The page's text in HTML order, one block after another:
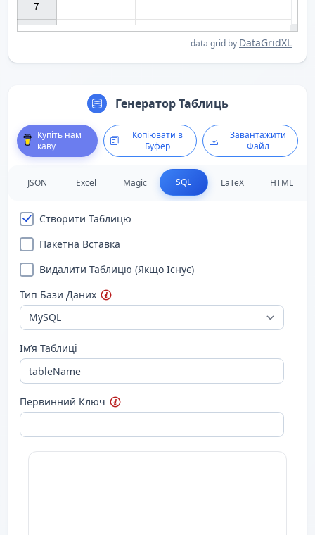
data grid by DataGridXL
7
Генератор Таблиць
Купіть нам
каву
Копіювати в
Буфер
Завантажити
Файл
JSON Excel Magic SQL LaTeX HTML
Створити Таблицю
Пакетна Вставка
Видалити Таблицю (Якщо Існує)
Тип Бази Даних
Ім’я Таблиці
Первинний Ключ